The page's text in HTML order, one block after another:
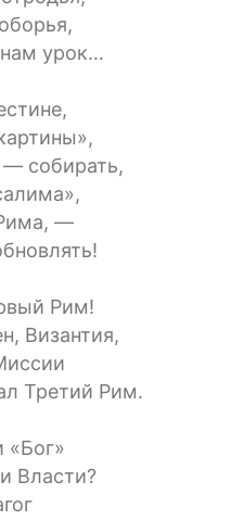
урок…
собирать,
—
Рим!
Византия,
Третий Рим.
«Бог»
Власти?